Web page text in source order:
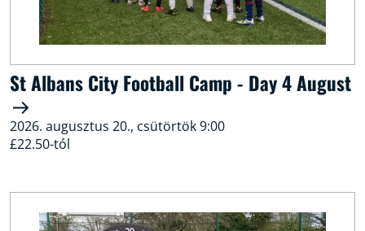
St Albans City Football Camp - Day 4 August
2026. augusztus 20., csütörtök 9:00
£22.50-tól